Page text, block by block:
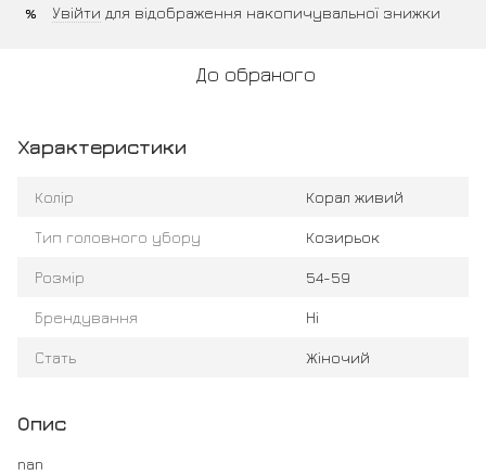
% Увійти для відображення накопичувальної знижки
До обраного
Характеристики
Колір Корал живий
Тип головного убору Козирьок
Розмір 54-59
Брендування Ні
Стать Жіночий
Опис
nan